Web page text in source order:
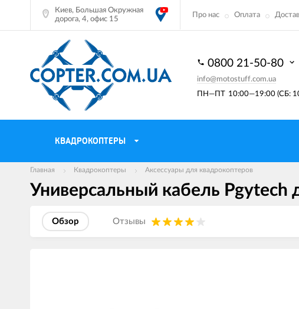
Киев, Большая Окружная
дорога, 4, офис 15
Про нас Оплата
ПН—ПТ 10:00—19:00 (СБ:
0800 21-50-80
info@motostuff.com.ua
КВАДРОКОПТЕРЫ
Главная Квадрокоптеры Аксессуары для квадрокоптеров
Универсальный кабель Pgytech
Обзор Отзывы